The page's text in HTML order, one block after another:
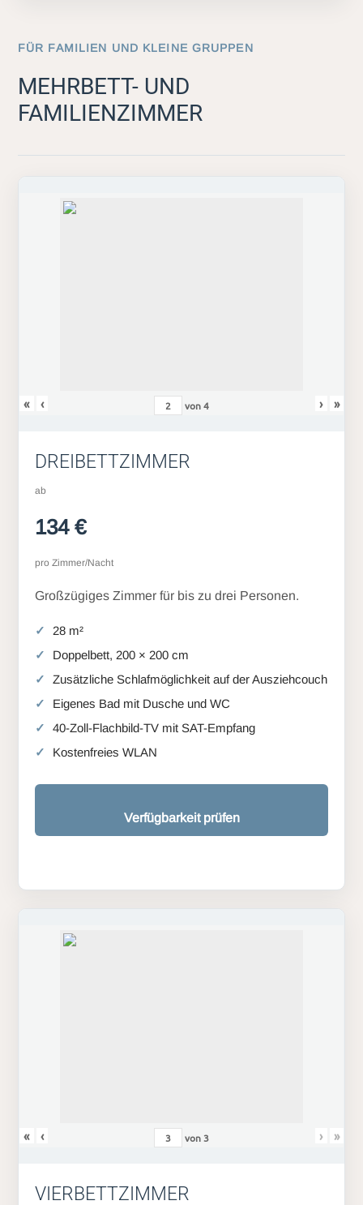
FÜR FAMILIEN UND KLEINE GRUPPEN
MEHRBETT- UND
FAMILIENZIMMER
« ‹ von4 › »
DREIBETTZIMMER
ab
134 €
pro Zimmer/Nacht
Großzügiges Zimmer für bis zu drei Personen.
28 m²
Doppelbett, 200 × 200 cm
Zusätzliche Schlafmöglichkeit auf der Ausziehcouch
Eigenes Bad mit Dusche und WC
40-Zoll-Flachbild-TV mit SAT-Empfang
Kostenfreies WLAN
Verfügbarkeit prüfen
« ‹ von3 › »
VIERBETTZIMMER